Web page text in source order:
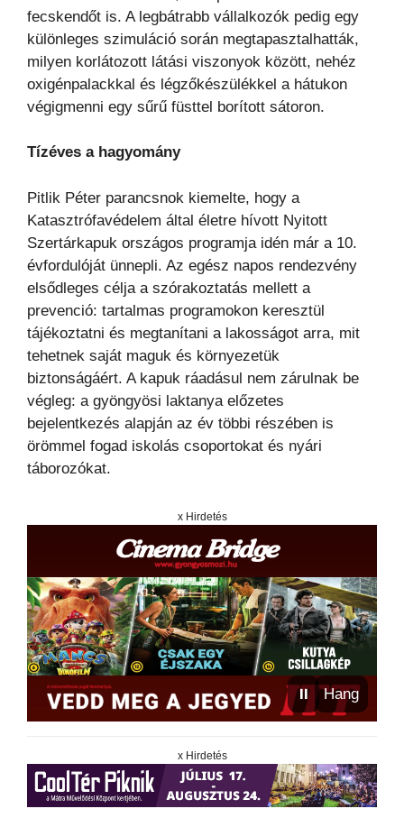
fecskendőt is. A legbátrabb vállalkozók pedig egy
különleges szimuláció során megtapasztalhatták,
milyen korlátozott látási viszonyok között, nehéz
oxigénpalackkal és légzőkészülékkel a hátukon
végigmenni egy sűrű füsttel borított sátoron.
Tízéves a hagyomány
Pitlik Péter parancsnok kiemelte, hogy a
Katasztrófavédelem által életre hívott Nyitott
Szertárkapuk országos programja idén már a 10.
évfordulóját ünnepli. Az egész napos rendezvény
elsődleges célja a szórakoztatás mellett a
prevenció: tartalmas programokon keresztül
tájékoztatni és megtanítani a lakosságot arra, mit
tehetnek saját maguk és környezetük
biztonságáért. A kapuk ráadásul nem zárulnak be
végleg: a gyöngyösi laktanya előzetes
bejelentkezés alapján az év többi részében is
örömmel fogad iskolás csoportokat és nyári
táborozókat.
x Hirdetés
⏸ Hang
x Hirdetés